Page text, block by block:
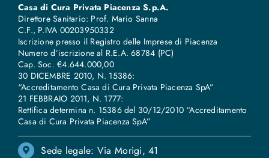
Casa di Cura Privata Piacenza S.p.A.
Direttore Sanitario: Prof. Mario Sanna
C.F., P.IVA 00203950332
Iscrizione presso il Registro delle Imprese di Piacenza
Numero d’iscrizione al R.E.A. 68784 (PC)
Cap. Soc. €4.644.000,00
30 DICEMBRE 2010, N. 15386:
“Accreditamento Casa di Cura Privata Piacenza SpA”
21 FEBBRAIO 2011, N. 1777:
Rettifica determina n. 15386 del 30/12/2010 “Accreditamento
Casa di Cura Privata Piacenza SpA”
Sede legale: Via Morigi, 41